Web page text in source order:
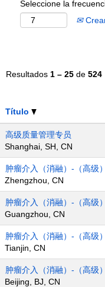
Seleccione la
Resultados 1 – 25 de 524
Título
高级质量管理专员
Shanghai, SH, CN
肿瘤介入（消融）-（高级
Zhengzhou, CN
肿瘤介入（消融）-（高级
Guangzhou, CN
肿瘤介入（消融）-（高级
Tianjin, CN
肿瘤介入（消融）-（高级
Beijing, BJ, CN